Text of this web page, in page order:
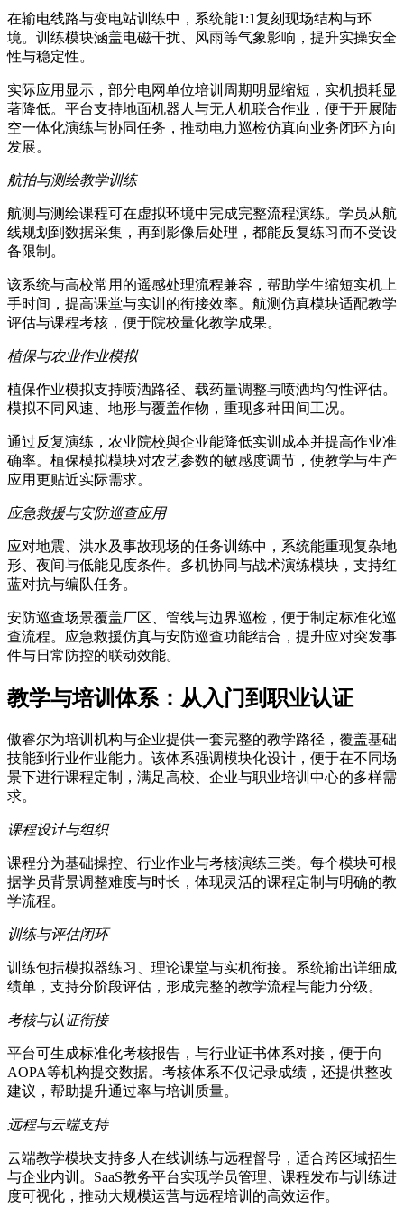
在输电线路与变电站训练中，系统能1:1复刻现场结构与环
境。训练模块涵盖电磁干扰、风雨等气象影响，提升实操安全
性与稳定性。
实际应用显示，部分电网单位培训周期明显缩短，实机损耗显
著降低。平台支持地面机器人与无人机联合作业，便于开展陆
空一体化演练与协同任务，推动电力巡检仿真向业务闭环方向
发展。
航拍与测绘教学训练
航测与测绘课程可在虚拟环境中完成完整流程演练。学员从航
线规划到数据采集，再到影像后处理，都能反复练习而不受设
备限制。
该系统与高校常用的遥感处理流程兼容，帮助学生缩短实机上
手时间，提高课堂与实训的衔接效率。航测仿真模块适配教学
评估与课程考核，便于院校量化教学成果。
植保与农业作业模拟
植保作业模拟支持喷洒路径、载药量调整与喷洒均匀性评估。
模拟不同风速、地形与覆盖作物，重现多种田间工况。
通过反复演练，农业院校與企业能降低实训成本并提高作业准
确率。植保模拟模块对农艺参数的敏感度调节，使教学与生产
应用更贴近实际需求。
应急救援与安防巡查应用
应对地震、洪水及事故现场的任务训练中，系统能重现复杂地
形、夜间与低能见度条件。多机协同与战术演练模块，支持红
蓝对抗与编队任务。
安防巡查场景覆盖厂区、管线与边界巡检，便于制定标准化巡
查流程。应急救援仿真与安防巡查功能结合，提升应对突发事
件与日常防控的联动效能。
教学与培训体系：从入门到职业认证
傲睿尔为培训机构与企业提供一套完整的教学路径，覆盖基础
技能到行业作业能力。该体系强调模块化设计，便于在不同场
景下进行课程定制，满足高校、企业与职业培训中心的多样需
求。
课程设计与组织
课程分为基础操控、行业作业与考核演练三类。每个模块可根
据学员背景调整难度与时长，体现灵活的课程定制与明确的教
学流程。
训练与评估闭环
训练包括模拟器练习、理论课堂与实机衔接。系统输出详细成
绩单，支持分阶段评估，形成完整的教学流程与能力分级。
考核与认证衔接
平台可生成标准化考核报告，与行业证书体系对接，便于向
AOPA等机构提交数据。考核体系不仅记录成绩，还提供整改
建议，帮助提升通过率与培训质量。
远程与云端支持
云端教学模块支持多人在线训练与远程督导，适合跨区域招生
与企业内训。SaaS教务平台实现学员管理、课程发布与训练进
度可视化，推动大规模运营与远程培训的高效运作。